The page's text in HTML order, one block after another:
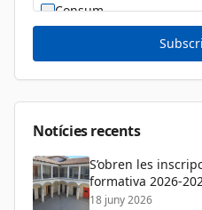
Consum
Diversitat Sexual i de
Dona
Notícies recents
S’obren les
formativa 2026-
de Persones Adultes
18 juny 2026